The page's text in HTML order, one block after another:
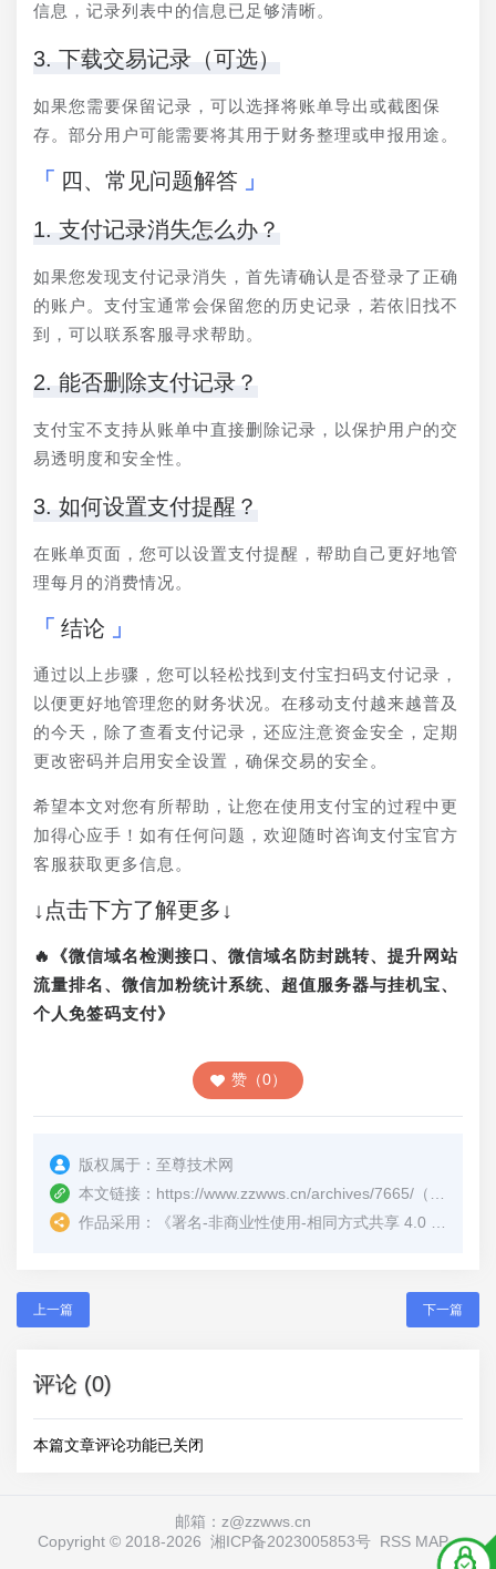
信息，记录列表中的信息已足够清晰。
3. 下载交易记录（可选）
如果您需要保留记录，可以选择将账单导出或截图保
存。部分用户可能需要将其用于财务整理或申报用途。
四、常见问题解答
1. 支付记录消失怎么办？
如果您发现支付记录消失，首先请确认是否登录了正确
的账户。支付宝通常会保留您的历史记录，若依旧找不
到，可以联系客服寻求帮助。
2. 能否删除支付记录？
支付宝不支持从账单中直接删除记录，以保护用户的交
易透明度和安全性。
3. 如何设置支付提醒？
在账单页面，您可以设置支付提醒，帮助自己更好地管
理每月的消费情况。
结论
通过以上步骤，您可以轻松找到支付宝扫码支付记录，
以便更好地管理您的财务状况。在移动支付越来越普及
的今天，除了查看支付记录，还应注意资金安全，定期
更改密码并启用安全设置，确保交易的安全。
希望本文对您有所帮助，让您在使用支付宝的过程中更
加得心应手！如有任何问题，欢迎随时咨询支付宝官方
客服获取更多信息。
↓点击下方了解更多↓
🔥《微信域名检测接口、微信域名防封跳转、提升网站
流量排名、微信加粉统计系统、超值服务器与挂机宝、
个人免签码支付》
赞（0）
版权属于： 至尊技术网
本文链接： https://www.zzwws.cn/archives/7665/ （转载时请注明本文出处及文章链接）
作品采用：
《署名-非商业性使用-相同方式共享 4.0 国际 (CC BY-NC-SA 4.0)
上一篇 下一篇
评论 (0)
本篇文章评论功能已关闭
邮箱：z@zzwws.cn
Copyright © 2018-2026 湘ICP备2023005853号 RSS MAP